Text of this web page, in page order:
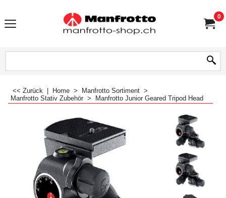
0
<< Zurück Home > Manfrotto Sortiment >
Manfrotto Stativ Zubehör > Manfrotto Junior Geared Tripod Head